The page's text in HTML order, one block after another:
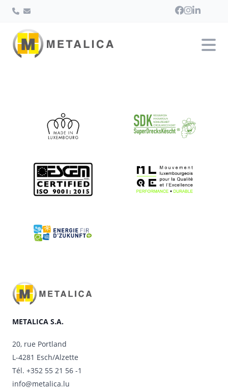
METALICA S.A.
20, rue Portland
L-4281 Esch/Alzette
Tél. +352 55 21 56 -1
info@metalica.lu